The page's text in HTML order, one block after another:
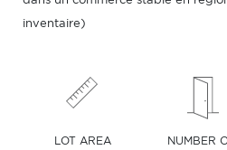
inventaire)
LOT AREA
NUMBER